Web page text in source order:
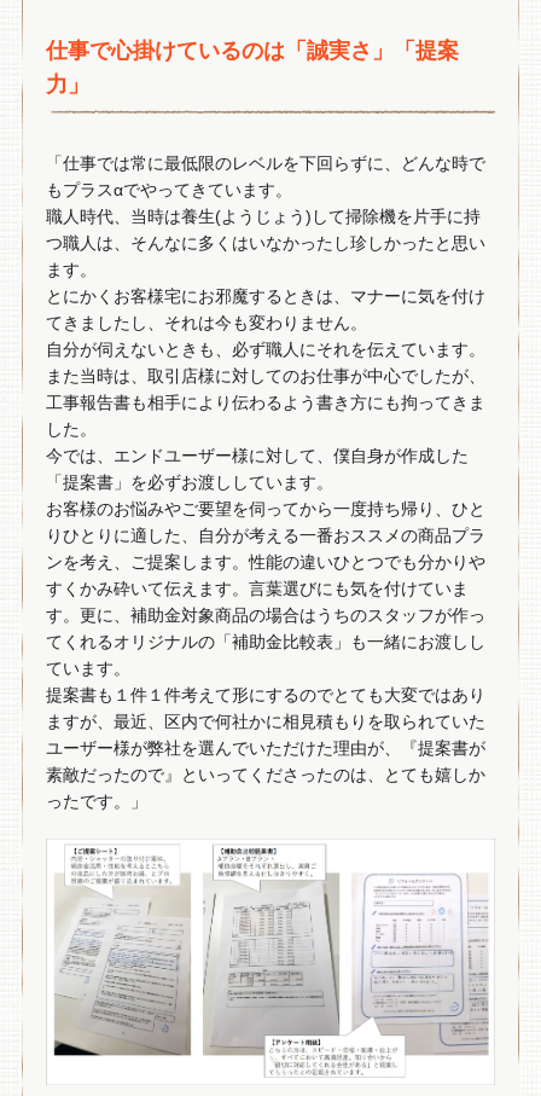
仕事で心掛けているのは「誠実さ」「提案
力」
「仕事では常に最低限のレベルを下回らずに、どんな時で
もプラスαでやってきています。
職人時代、当時は養生(ようじょう)して掃除機を片手に持
つ職人は、そんなに多くはいなかったし珍しかったと思い
ます。
とにかくお客様宅にお邪魔するときは、マナーに気を付け
てきましたし、それは今も変わりません。
自分が伺えないときも、必ず職人にそれを伝えています。
また当時は、取引店様に対してのお仕事が中心でしたが、
工事報告書も相手により伝わるよう書き方にも拘ってきま
した。
今では、エンドユーザー様に対して、僕自身が作成した
「提案書」を必ずお渡ししています。
お客様のお悩みやご要望を伺ってから一度持ち帰り、ひと
りひとりに適した、自分が考える一番おススメの商品プラ
ンを考え、ご提案します。性能の違いひとつでも分かりや
すくかみ砕いて伝えます。言葉選びにも気を付けていま
す。更に、補助金対象商品の場合はうちのスタッフが作っ
てくれるオリジナルの「補助金比較表」も一緒にお渡しし
ています。
提案書も１件１件考えて形にするのでとても大変ではあり
ますが、最近、区内で何社かに相見積もりを取られていた
ユーザー様が弊社を選んでいただけた理由が、『提案書が
素敵だったので』といってくださったのは、とても嬉しか
ったです。」